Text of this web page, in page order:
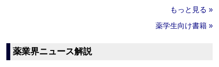
もっと見る »
薬学生向け書籍 »
薬業界ニュース解説